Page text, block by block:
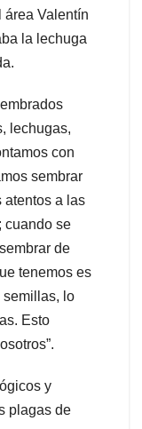
área Valentín
la lechuga
lechugas,
con
sembrar
atentos a las
cuando se
de
tenemos es
semillas, lo
Esto
y
plagas de